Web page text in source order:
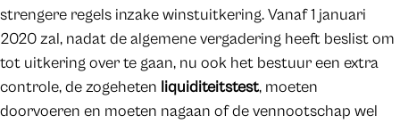
strengere regels inzake winstuitkering. Vanaf 1 januari
2020 zal, nadat de algemene vergadering heeft beslist om
tot uitkering over te gaan, nu ook het bestuur een extra
controle, de zogeheten liquiditeitstest, moeten
doorvoeren en moeten nagaan of de vennootschap wel